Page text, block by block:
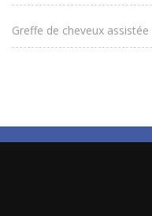
Greffe de cheveux assistée